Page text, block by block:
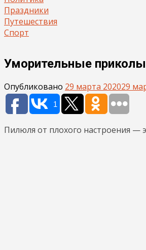
Праздники
Путешествия
Спорт
Уморительные
Опубликовано 29 марта 202029
1
Пилюля от плохого настроения —